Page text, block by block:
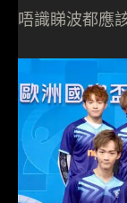
唔識睇波都應